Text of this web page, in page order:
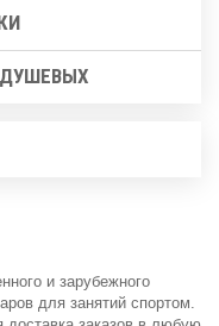
и зарубежного
для занятий спортом.